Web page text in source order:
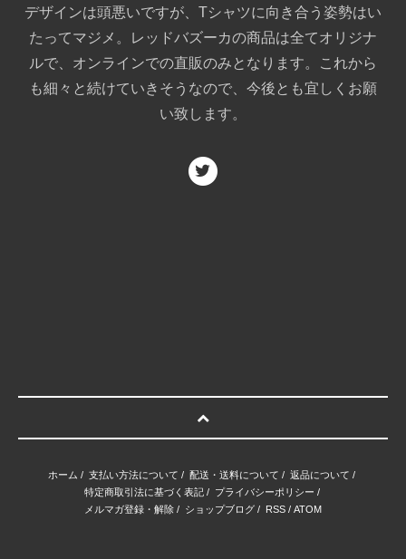
デザインは頭悪いですが、Tシャツに向き合う姿勢はい
たってマジメ。レッドバズーカの商品は全てオリジナ
ルで、オンラインでの直販のみとなります。これから
も細々と続けていきそうなので、今後とも宜しくお願
い致します。
ホーム / 支払い方法について / 配送・送料について / 返品について /
特定商取引法に基づく表記/ プライバシーポリシー /
メルマガ登録・解除 / ショップブログ / RSS / ATOM